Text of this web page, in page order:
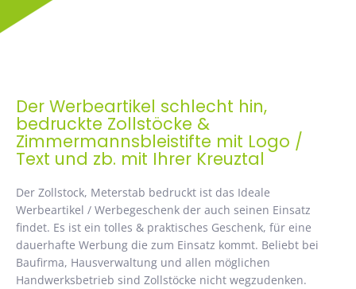
Der Werbeartikel schlecht hin,
bedruckte Zollstöcke &
Zimmermannsbleistifte mit Logo /
Text und zb. mit Ihrer Kreuztal
Der Zollstock, Meterstab bedruckt ist das Ideale
Werbeartikel / Werbegeschenk der auch seinen Einsatz
findet. Es ist ein tolles & praktisches Geschenk, für eine
dauerhafte Werbung die zum Einsatz kommt. Beliebt bei
Baufirma, Hausverwaltung und allen möglichen
Handwerksbetrieb sind Zollstöcke nicht wegzudenken.